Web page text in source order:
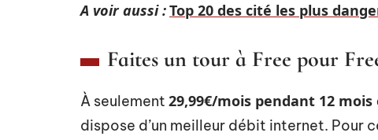
A voir aussi :Top 20 des cité les plus
Faites un tour à Free pour
À seulement 29,99€/mois pendant 12
dispose d’un meilleur débit internet. Pour